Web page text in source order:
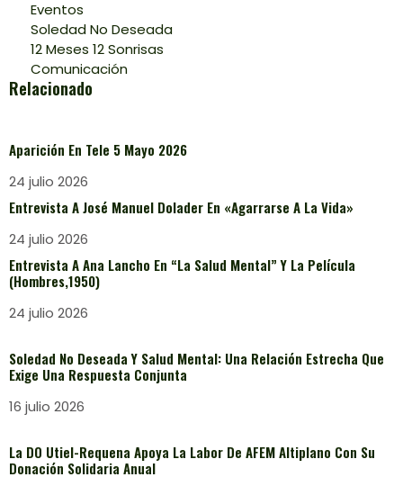
Eventos
Soledad No Deseada
12 Meses 12 Sonrisas
Comunicación
Relacionado
Aparición En Tele 5 Mayo 2026
24 julio 2026
Entrevista A José Manuel Dolader En «Agarrarse A La Vida»
24 julio 2026
Entrevista A Ana Lancho En “La Salud Mental” Y La Película
(Hombres,1950)
24 julio 2026
Soledad No Deseada Y Salud Mental: Una Relación Estrecha Que
Exige Una Respuesta Conjunta
16 julio 2026
La DO Utiel-Requena Apoya La Labor De AFEM Altiplano Con Su
Donación Solidaria Anual